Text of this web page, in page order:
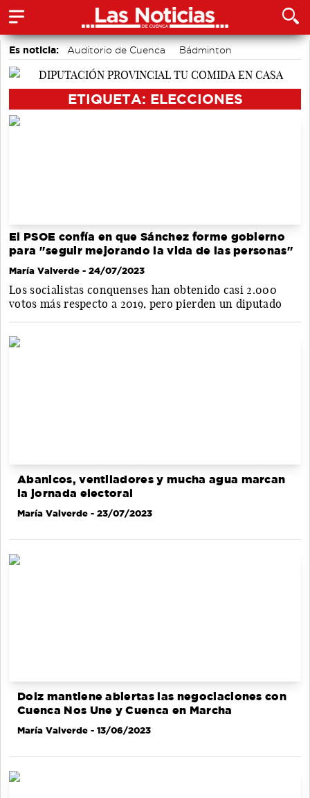
Es noticia: Auditorio de Cuenca
Bádminton
accidentes laborales
Actividades culturales en Cuenca
ETIQUETA: ELECCIONES
El PSOE confía en que Sánchez forme gobierno
para "seguir mejorando la vida de las personas"
María Valverde - 24/07/2023
Los socialistas conquenses han obtenido casi 2.000
votos más respecto a 2019, pero pierden un diputado
Abanicos, ventiladores y mucha agua marcan
la jornada electoral
María Valverde - 23/07/2023
Dolz mantiene abiertas las negociaciones con
Cuenca Nos Une y Cuenca en Marcha
María Valverde - 13/06/2023